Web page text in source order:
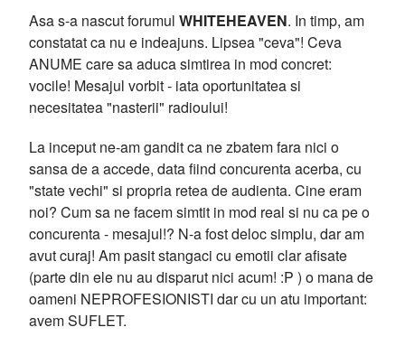
Asa s-a nascut forumul WHITEHEAVEN. In timp, am
constatat ca nu e indeajuns. Lipsea "ceva"! Ceva
ANUME care sa aduca simtirea in mod concret:
vocile! Mesajul vorbit - iata oportunitatea si
necesitatea "nasterii" radioului!
La inceput ne-am gandit ca ne zbatem fara nici o
sansa de a accede, data fiind concurenta acerba, cu
"state vechi" si propria retea de audienta. Cine eram
noi? Cum sa ne facem simtit in mod real si nu ca pe o
concurenta - mesajul!? N-a fost deloc simplu, dar am
avut curaj! Am pasit stangaci cu emotii clar afisate
(parte din ele nu au disparut nici acum! :P ) o mana de
oameni NEPROFESIONISTI dar cu un atu important:
avem SUFLET.